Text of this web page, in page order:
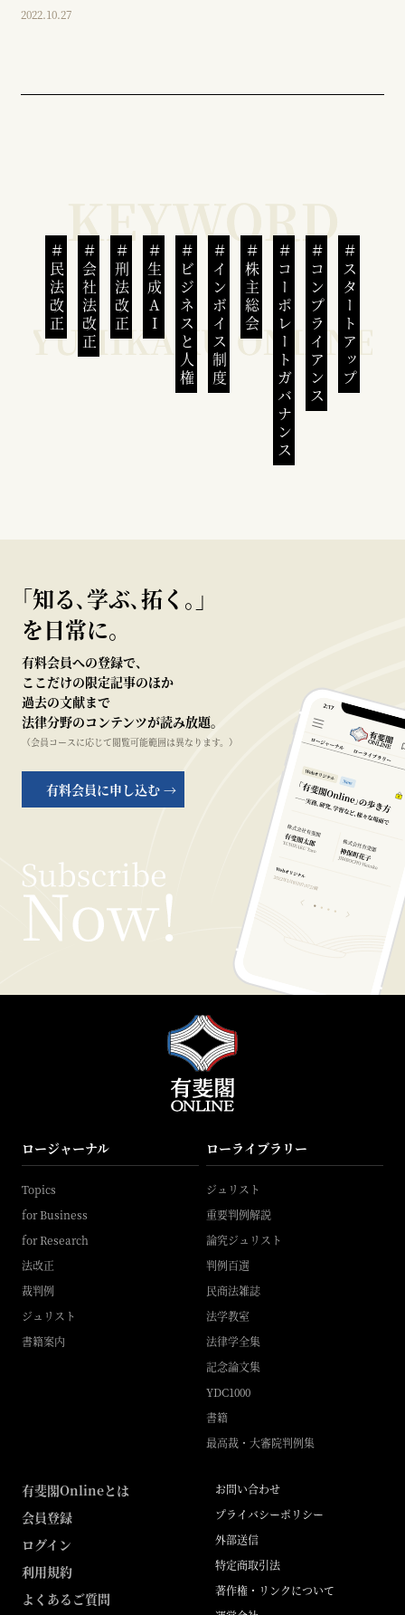
2022.10.27
民法改正 会社法改正 刑法改正 生成AI ビジネスと人権インボイス制度 株主総会 コーポレートガバナンスコンプライアンススタートアップ
｢知る､学ぶ､拓く｡｣
を日常に。
有料会員への登録で、
ここだけの限定記事のほか
過去の文献まで
法律分野のコンテンツが読み放題。
（会員コースに応じて閲覧可能範囲は異なります。）
有料会員に申し込む →
ロージャーナル
Topics
for Business
for Research
法改正
裁判例
ジュリスト
書籍案内
ローライブラリー
ジュリスト
重要判例解説
論究ジュリスト
判例百選
民商法雑誌
法学教室
法律学全集
記念論文集
YDC1000
書籍
最高裁・大審院判例集
有斐閣Onlineとは
会員登録
ログイン
利用規約
よくあるご質問
お問い合わせ
プライバシーポリシー
外部送信
特定商取引法
著作権・リンクについて